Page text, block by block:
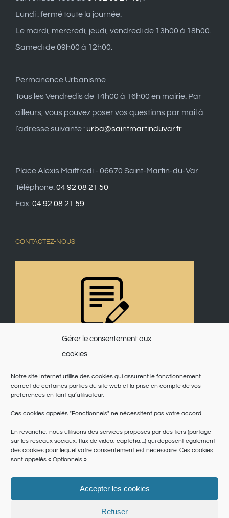
Gérer le consentement aux
cookies
Notre site Internet utilise des cookies qui assurent le fonctionnement
correct de certaines parties du site web et la prise en compte de vos
préférences en tant qu’utilisateur.
Ces cookies appelés "Fonctionnels" ne nécessitent pas votre accord.
En revanche, nous utilisons des services proposés par des tiers (partage
sur les réseaux sociaux, flux de vidéo, captcha,...) qui déposent également
des cookies pour lequel votre consentement est nécessaire. Ces cookies
sont appelés « Optionnels ».
Accepter les cookies
Refuser
Lundi : fermé toute la journée.
Le mardi, mercredi, jeudi, vendredi de 13h00 à 18h00.
Samedi de 09h00 à 12h00.
Permanence Urbanisme
Tous les Vendredis de 14h00 à 16h00 en mairie. Par
ailleurs, vous pouvez poser vos questions par mail à
l’adresse suivante : urba@saintmartinduvar.fr
Place Alexis Maiffredi - 06670 Saint-Martin-du-Var
Téléphone:04 92 08 21 50
Fax:04 92 08 21 59
CONTACTEZ-NOUS
Conditions générales